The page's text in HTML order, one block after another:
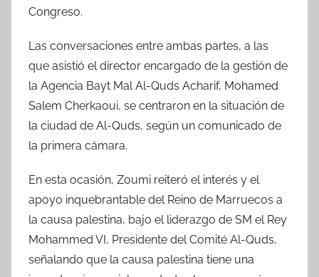
Congreso.
Las conversaciones entre ambas partes, a las
que asistió el director encargado de la gestión de
la Agencia Bayt Mal Al-Quds Acharif, Mohamed
Salem Cherkaoui, se centraron en la situación de
la ciudad de Al-Quds, según un comunicado de
la primera cámara.
En esta ocasión, Zoumi reiteró el interés y el
apoyo inquebrantable del Reino de Marruecos a
la causa palestina, bajo el liderazgo de SM el Rey
Mohammed VI, Presidente del Comité Al-Quds,
señalando que la causa palestina tiene una